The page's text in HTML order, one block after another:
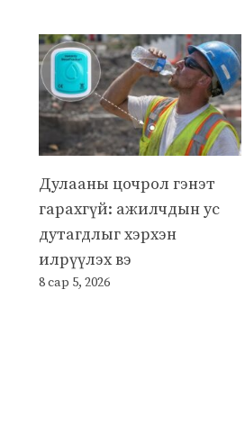
Дулааны цочрол гэнэт
гарахгүй: ажилчдын ус
дутагдлыг хэрхэн
илрүүлэх вэ
8 сар 5, 2026